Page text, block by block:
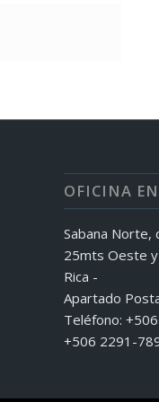
OFICINA
Sabana Norte,
25mts Oeste
Rica -
Apartado
Teléfono:
+506 2291-